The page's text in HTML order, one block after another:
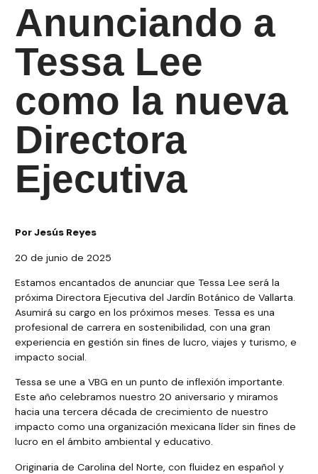
Anunciando a
Tessa Lee
como la nueva
Directora
Ejecutiva
Por Jesús Reyes
20 de junio de 2025
Estamos encantados de anunciar que Tessa Lee será la
próxima Directora Ejecutiva del Jardín Botánico de Vallarta.
Asumirá su cargo en los próximos meses. Tessa es una
profesional de carrera en sostenibilidad, con una gran
experiencia en gestión sin fines de lucro, viajes y turismo, e
impacto social.
Tessa se une a VBG en un punto de inflexión importante.
Este año celebramos nuestro 20 aniversario y miramos
hacia una tercera década de crecimiento de nuestro
impacto como una organización mexicana líder sin fines de
lucro en el ámbito ambiental y educativo.
Originaria de Carolina del Norte, con fluidez en español y